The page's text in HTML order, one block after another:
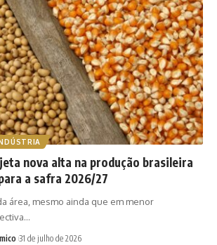
nova alta na produção brasileira
a safra 2026/27
área, mesmo ainda que em menor
31 de julho de 2026